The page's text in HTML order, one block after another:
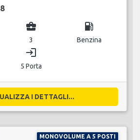
business_center
3
local_gas_station
Benzina
login
5 Porta
I DETTAGLI...
MONOVOLUME A 5 POSTI